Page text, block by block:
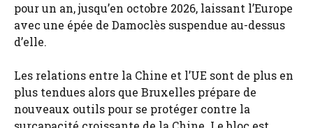
pour un an, jusqu’en octobre 2026, laissant l’Europe
avec une épée de Damoclès suspendue au-dessus
d’elle.
Les relations entre la Chine et l’UE sont de plus en
plus tendues alors que Bruxelles prépare de
nouveaux outils pour se protéger contre la